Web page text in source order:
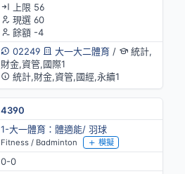
上限 56
現選 60
餘額 -4
02249
大一大二體育/
統計,
財金,資管,國際1
統計,財金,資管,國經,永續1
4390
1-大一體育：體適能/ 羽球
Fitness / Badminton 模擬
0-0